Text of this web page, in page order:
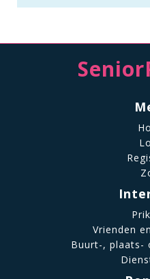
Vrienden
Buurt-, plaats-